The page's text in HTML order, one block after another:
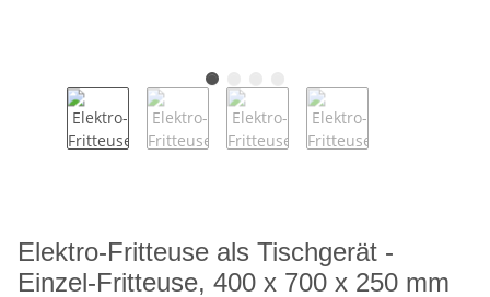
Elektro-Fritteuse als Tischgerät -
Einzel-Fritteuse, 400 x 700 x 250 mm